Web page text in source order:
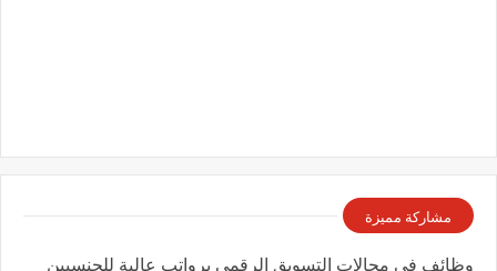
مشاركة مميزة
وظائف في مجالات التسويق الرقمي برواتب عالية للجنسيين